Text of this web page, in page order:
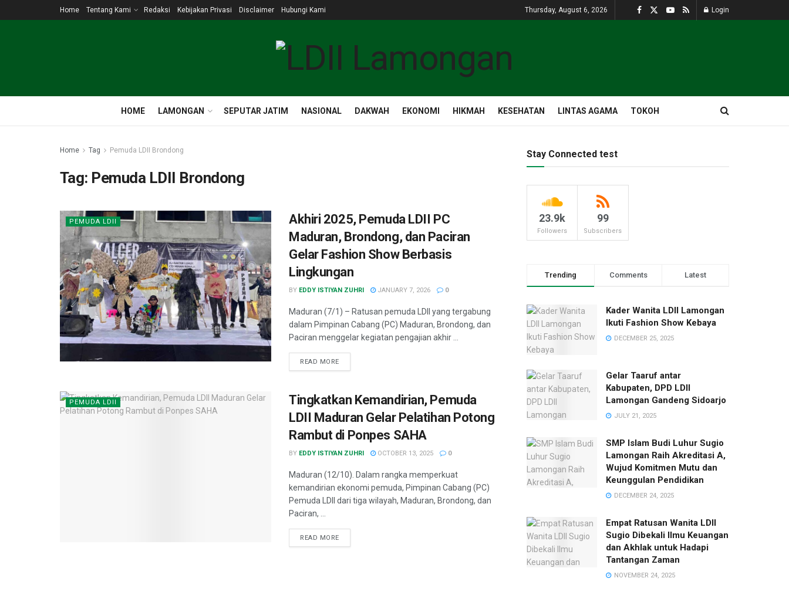
Home Tentang Kami Redaksi Kebijakan Privasi Disclaimer Hubungi Kami Thursday, August 6, 2026 Login
HOME LAMONGAN SEPUTAR JATIM NASIONAL DAKWAH EKONOMI HIKMAH KESEHATAN LINTAS AGAMA TOKOH
Home Tag Pemuda LDII Brondong
Tag: Pemuda LDII Brondong
PEMUDA LDII
Akhiri 2025, Pemuda LDII PC
Maduran, Brondong, dan Paciran
Gelar Fashion Show Berbasis
Lingkungan
BY EDDY ISTIYAN ZUHRI JANUARY 7, 2026 0
Maduran (7/1) – Ratusan pemuda LDII yang tergabung
dalam Pimpinan Cabang (PC) Maduran, Brondong, dan
Paciran menggelar kegiatan pengajian akhir ...
READ MORE
PEMUDA LDII
Tingkatkan Kemandirian, Pemuda
LDII Maduran Gelar Pelatihan Potong
Rambut di Ponpes SAHA
BY EDDY ISTIYAN ZUHRI OCTOBER 13, 2025 0
Maduran (12/10). Dalam rangka memperkuat
kemandirian ekonomi pemuda, Pimpinan Cabang (PC)
Pemuda LDII dari tiga wilayah, Maduran, Brondong, dan
Paciran, ...
READ MORE
Stay Connected test
23.9k
Followers
99
Subscribers
Trending Comments Latest
Kader Wanita LDII Lamongan
Ikuti Fashion Show Kebaya
DECEMBER 25, 2025
Gelar Taaruf antar
Kabupaten, DPD LDII
Lamongan Gandeng Sidoarjo
JULY 21, 2025
SMP Islam Budi Luhur Sugio
Lamongan Raih Akreditasi A,
Wujud Komitmen Mutu dan
Keunggulan Pendidikan
DECEMBER 24, 2025
Empat Ratusan Wanita LDII
Sugio Dibekali Ilmu Keuangan
dan Akhlak untuk Hadapi
Tantangan Zaman
NOVEMBER 24, 2025